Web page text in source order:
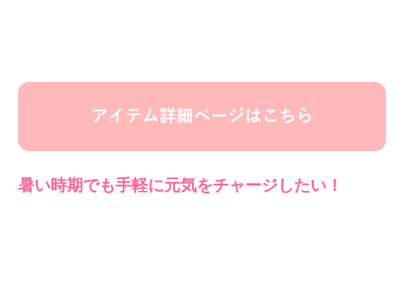
暑い時期でも手軽に元気をチャージしたい！